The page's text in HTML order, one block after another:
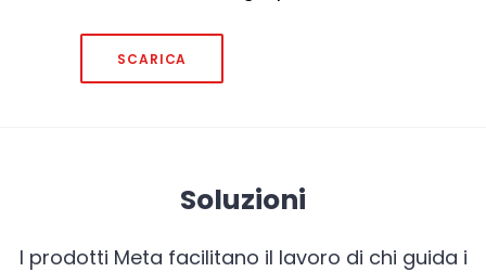
SCARICA
Soluzioni
I prodotti Meta facilitano il lavoro di chi guida i